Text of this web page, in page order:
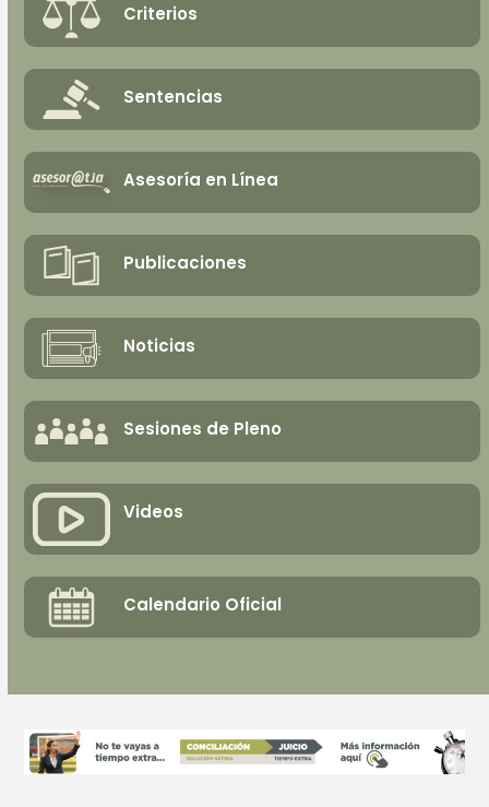
Criterios
Sentencias
Asesoría en Línea
Publicaciones
Noticias
Sesiones de Pleno
Videos
Calendario Oficial